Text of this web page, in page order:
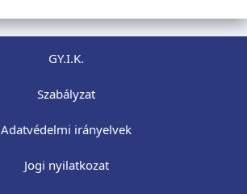
GY.I.K.
Szabályzat
Adatvédelmi irányelvek
Jogi nyilatkozat